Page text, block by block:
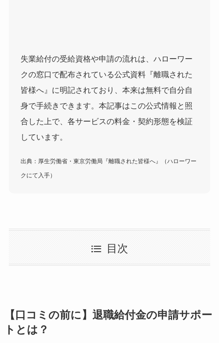
失業給付の受給資格や申請の流れは、ハローワー
クの窓口で配布されている公式資料『離職された
皆様へ』に明記されており、本来は無料で自分自
身で手続きできます。本記事はこの公式情報と照
合した上で、各サービスの料金・契約形態を検証
しています。
出典：厚生労働省・東京労働局『離職された皆様へ』（ハローワー
クにて入手）
目次
【口コミの前に】退職給付金の申請サポー
トとは？